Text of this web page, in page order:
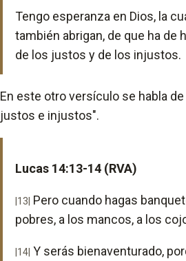
Tengo esperanza en Dios, la
también abrigan, de que ha de
de los justos y de los injustos.
En este otro versículo se habla
justos e injustos".
Lucas 14:13-14 (RVA)
|13| Pero cuando hagas
pobres, a los mancos, a los
|14| Y serás bienaventurado,